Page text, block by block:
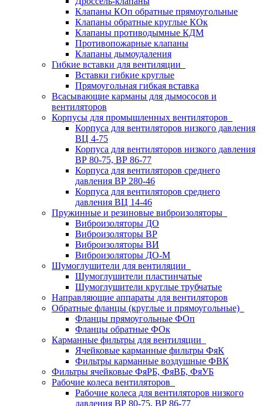
Клапаны КОп обратные прямоугольные
Клапаны обратные круглые КОк
Клапаны противодымные КДМ
Противопожарные клапаны
Клапаны дымоудаления
Гибкие вставки для вентиляции
Вставки гибкие круглые
Прямоугольная гибкая вставка
Всасывающие карманы для дымососов и
вентиляторов
Корпусы для промышленных вентиляторов
Корпуса для вентиляторов низкого давления
ВЦ 4-75
Корпуса для вентиляторов низкого давления
ВР 80-75, ВР 86-77
Корпуса для вентиляторов среднего
давления ВР 280-46
Корпуса для вентиляторов среднего
давления ВЦ 14-46
Пружинные и резиновые виброизоляторы
Виброизоляторы ДО
Виброизоляторы ВР
Виброизоляторы ВИ
Виброизоляторы ДО-М
Шумоглушители для вентиляции
Шумоглушители пластинчатые
Шумоглушители круглые трубчатые
Направляющие аппараты для вентиляторов
Обратные фланцы (круглые и прямоугольные)
Фланцы прямоугольные ФОп
Фланцы обратные ФОк
Карманные фильтры для вентиляции
Ячейковые карманные фильтры ФяК
Фильтры карманные воздушные ФВК
Фильтры ячейковые ФяРБ, ФяВБ, ФяУБ
Рабочие колеса вентиляторов
Рабочие колеса для вентиляторов низкого
давления ВР 80-75, ВР 86-77